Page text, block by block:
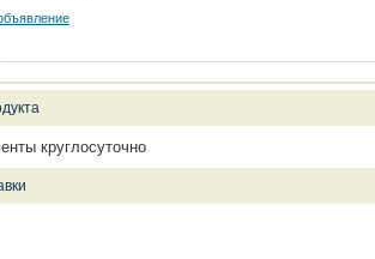
круглосуточно